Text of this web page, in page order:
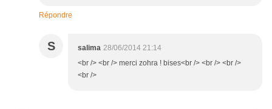
Répondre
S salima 28/06/2014 21:14
<br /> <br /> merci zohra ! bises<br /> <br /> <br />
<br />